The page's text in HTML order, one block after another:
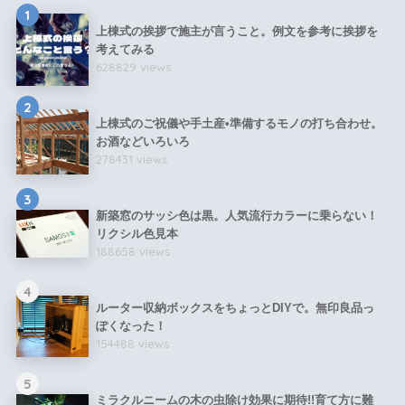
1
上棟式の挨拶で施主が言うこと。例文を参考に挨拶を
考えてみる
628829 views
2
上棟式のご祝儀や手土産•準備するモノの打ち合わせ。
お酒などいろいろ
278431 views
3
新築窓のサッシ色は黒。人気流行カラーに乗らない！
リクシル色見本
188658 views
4
ルーター収納ボックスをちょっとDIYで。無印良品っ
ぽくなった！
154488 views
5
ミラクルニームの木の虫除け効果に期待!!育て方に難